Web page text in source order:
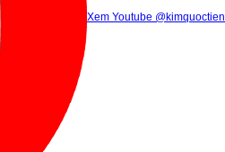
Xem Tik Tok
Gọi điện (8h00 - 21h30)
Xem Youtube @kimquoctien